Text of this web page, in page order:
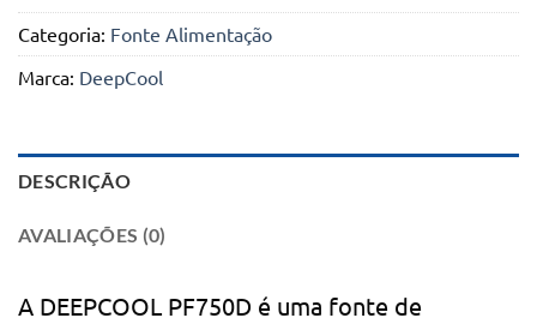
Categoria: Fonte Alimentação
Marca: DeepCool
DESCRIÇÃO
AVALIAÇÕES (0)
A DEEPCOOL PF750D é uma fonte de